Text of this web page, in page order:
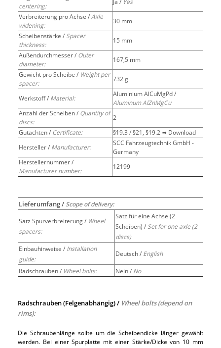
centering:
Verbreiterung pro Achse /Axle
widening:
30 mm
Scheibenstärke / Spacer
thickness:
15 mm
Außendurchmesser / Outer
diameter:
167,5 mm
Gewicht pro Scheibe / Weight per
spacer:
732 g
Werkstoff / Material:
Aluminium AlCuMgPd /
Aluminum AlZnMgCu
Anzahl der Scheiben / Quantity of
discs:
2
Gutachten / Certificate:
§19.3 / §21, §19.2 ➟ Download
Hersteller / Manufacturer:
SCC Fahrzeugtechnik GmbH -
Germany
Herstellernummer /
Manufacturer number:
12199
Lieferumfang / Scope of delivery:
Satz Spurverbreiterung / Wheel
spacers:
Satz für eine Achse (2
Scheiben) / Set for one axle (2
discs)
Einbauhinweise / Installation
guide:
Deutsch / English
Radschrauben / Wheel bolts: Nein / No
Radschrauben (Felgenabhängig) / Wheel bolts (depend on
rims):
Die Schraubenlänge sollte um die Scheibendicke länger gewählt
werden. Bei einer Spurplatte mit einer Stärke/Dicke von 10 mm